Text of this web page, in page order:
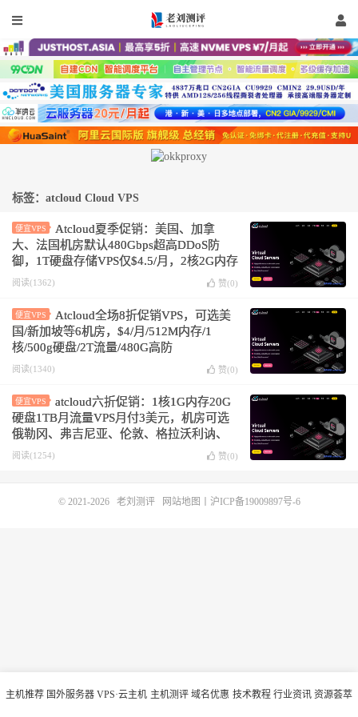
标签：atcloud Cloud VPS
便宜VPS
Atcloud夏季促销：美国、加拿
大、法国机房默认480Gbps超高DDoS防
御，1T硬盘存储VPS仅$4.5/月，2核2G内存
G口云服务器$4.5/月
阅读(1362) 赞(0)
便宜VPS
Atcloud全场8折促销VPS，可选美
国/新加坡等6机房，$4/月/512M内存/1
核/500g硬盘/2T流量/480G高防
阅读(1340) 赞(0)
便宜VPS
atcloud六折促销：1核1G内存20G
硬盘1TB月流量VPS月付3美元，机房可选
俄勒冈、弗吉尼亚、伦敦、格拉沃利讷、
法兰克福和新加坡
阅读(1254) 赞(0)
主机推荐 国外服务器 VPS·云主机 主机测评 域名优惠 技术教程 行业资讯 资源荟萃
© 2021-2026 老刘测评 网站地图 沪ICP备19009897号-6